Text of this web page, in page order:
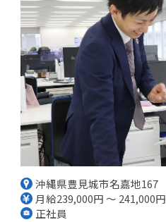
沖縄県豊見城市名嘉地167
月給239,000円 ～ 241,000円
正社員